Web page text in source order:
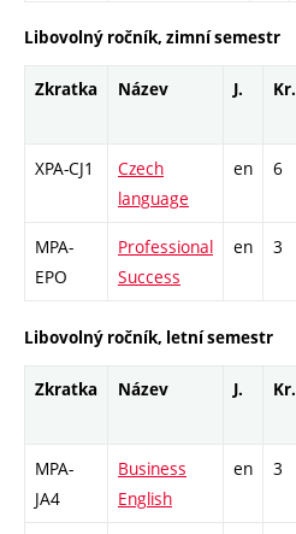
Libovolný ročník, zimní semestr
Zkratka Název J. Kr.
XPA-CJ1
Czech
language
en 6
MPA-
EPO
Professional
Success
en 3
Libovolný ročník, letní semestr
Zkratka Název J. Kr.
MPA-
JA4
Business
English
en 3